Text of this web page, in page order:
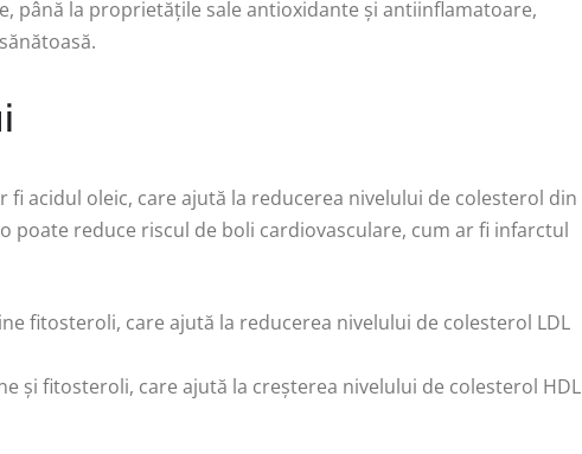
până la proprietățile sale antioxidante și antiinflamatoare,
acidul oleic, care ajută la reducerea nivelului de colesterol din
poate reduce riscul de boli cardiovasculare, cum ar fi infarctul
fitosteroli, care ajută la reducerea nivelului de colesterol LDL
și fitosteroli, care ajută la creșterea nivelului de colesterol HDL